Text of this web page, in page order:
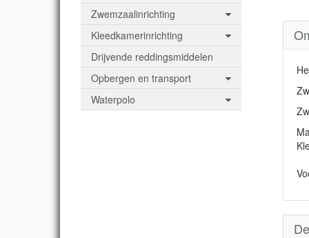
Zwemzaalinrichting
Kleedkamerinrichting
Drijvende reddingsmiddelen
Opbergen en transport
Waterpolo